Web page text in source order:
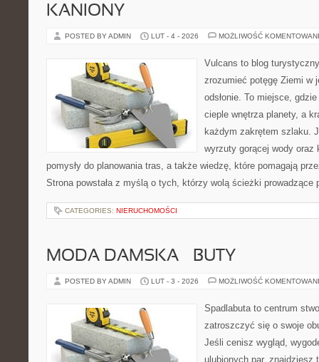
KANIONY
POSTED BY ADMIN LUT - 4 - 2026 MOŻLIWOŚĆ
Vulcans to blog
zrozumieć potęgę Ziemi w
odsłonie. To miejsce,
cieple wnętrza planety, a
każdym zakrętem szlaku.
wyrzuty gorącej wody oraz
pomysły do planowania tras, a także wiedzę, które pomagają
Strona powstała z myślą o tych, którzy wolą ścieżki
CATEGORIES: NIERUCHOMOŚCI
MODA DAMSKA – BUTY
POSTED BY ADMIN LUT - 3 - 2026 MOŻLIWOŚĆ
Spadlabuta to centrum
zatroszczyć się o swoje
Jeśli cenisz wygląd,
ulubionych par, znajdziesz